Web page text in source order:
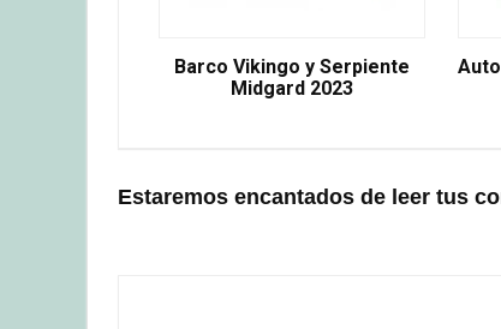
Barco Vikingo y Serpiente
Midgard 2023
Estaremos encantados de leer tus